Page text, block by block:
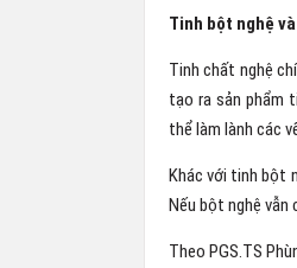
Tinh bột nghệ và
Tinh chất nghệ
tạo ra sản phẩm
thể làm lành các
Khác với tinh bột
Nếu bột nghệ vẫn
Theo PGS.TS